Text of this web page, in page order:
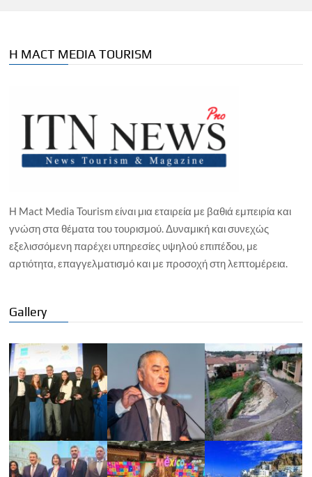
Η MACT MEDIA TOURISM
Η Mact Media Tourism είναι μια εταιρεία με βαθιά εμπειρία και
γνώση στα θέματα του τουρισμού. Δυναμική και συνεχώς
εξελισσόμενη παρέχει υπηρεσίες υψηλού επιπέδου, με
αρτιότητα, επαγγελματισμό και με προσοχή στη λεπτομέρεια.
Gallery